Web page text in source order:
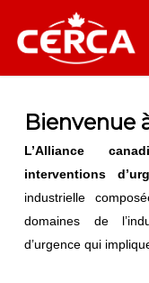
main
Bienvenue
L’Alliance
interventions
industrielle
domaines de
d’urgence qui